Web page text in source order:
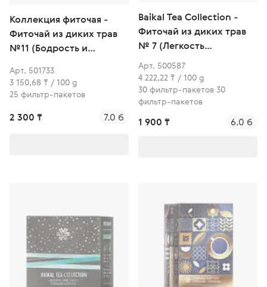
Коллекция фиточая -
Фиточай из диких трав
№11 (Бодрость и
Арт. 501733
3 150,68 ₸ / 100 g
25 фильтр-пакетов
2 300 ₸ 7.0 б
Baikal Tea Collection -
Фиточай из диких трав
№ 7 (Легкость
движений)
Арт. 500587
4 222,22 ₸ / 100 g
30 фильтр-пакетов 30
фильтр-пакетов
1 900 ₸ 6.0 б